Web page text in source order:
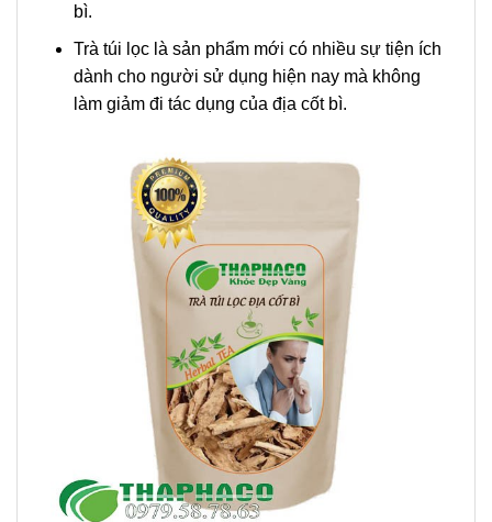
bì.
Trà túi lọc là sản phẩm mới có nhiều sự tiện ích
dành cho người sử dụng hiện nay mà không
làm giảm đi tác dụng của địa cốt bì.